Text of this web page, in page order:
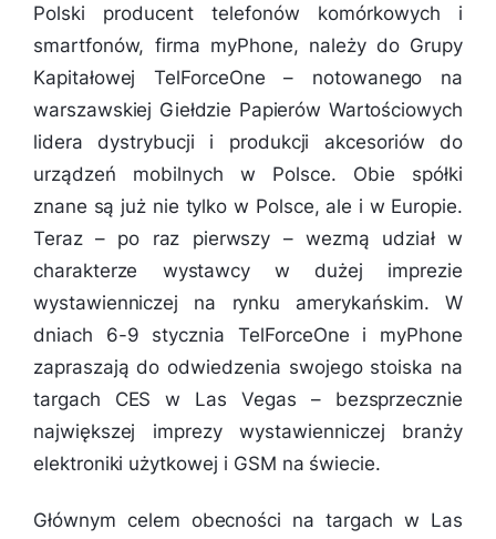
Polski producent telefonów komórkowych i
smartfonów, firma myPhone, należy do Grupy
Kapitałowej TelForceOne – notowanego na
warszawskiej Giełdzie Papierów Wartościowych
lidera dystrybucji i produkcji akcesoriów do
urządzeń mobilnych w Polsce. Obie spółki
znane są już nie tylko w Polsce, ale i w Europie.
Teraz – po raz pierwszy – wezmą udział w
charakterze wystawcy w dużej imprezie
wystawienniczej na rynku amerykańskim. W
dniach 6-9 stycznia TelForceOne i myPhone
zapraszają do odwiedzenia swojego stoiska na
targach CES w Las Vegas – bezsprzecznie
największej imprezy wystawienniczej branży
elektroniki użytkowej i GSM na świecie.
Głównym celem obecności na targach w Las